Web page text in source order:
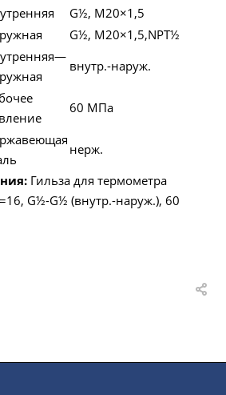
G½, М20×1,5
G½, М20×1,5,NPT½
внутр.-наруж.
60 МПа
нерж.
Гильза для термометра
G½-G½ (внутр.-наруж.), 60